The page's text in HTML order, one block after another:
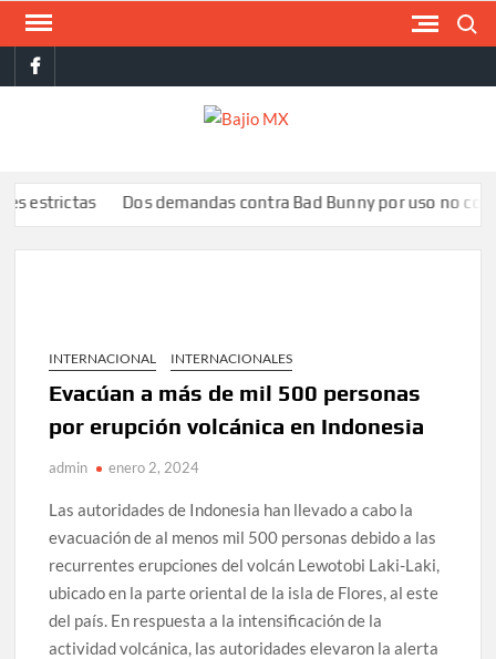
Saltar
contenidofacebook
Dos demandas contra Bad Bunny por uso no
INTERNACIONAL INTERNACIONALES
Evacúan a más de mil 500 personas
por erupción volcánica en Indonesia
admin enero 2, 2024
Las autoridades de Indonesia han llevado a cabo la
evacuación de al menos mil 500 personas debido a las
recurrentes erupciones del volcán Lewotobi Laki-Laki,
ubicado en la parte oriental de la isla de Flores, al este
del país. En respuesta a la intensificación de la
actividad volcánica, las autoridades elevaron la alerta